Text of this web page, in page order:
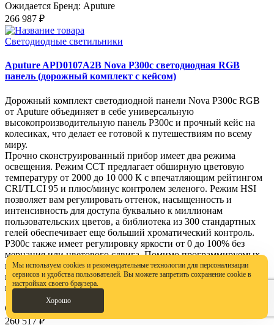
Ожидается Бренд: Aputure
266 987 ₽
Светодиодные светильники
Aputure APD0107A2B Nova P300c светодиодная RGB
панель (дорожный комплект с кейсом)
Дорожный комплект светодиодной панели Nova P300c RGB
от Aputure объединяет в себе универсальную
высокопроизводительную панель P300c и прочный кейс на
колесиках, что делает ее готовой к путешествиям по всему
миру.
Прочно сконструированный прибор имеет два режима
освещения. Режим CCT предлагает обширную цветовую
температуру от 2000 до 10 000 К с впечатляющим рейтингом
CRI/TLCI 95 и плюс/минус контролем зеленого. Режим HSI
позволяет вам регулировать оттенок, насыщенность и
интенсивность для доступа буквально к миллионам
пользовательских цветов, а библиотека из 300 стандартных
гелей обеспечивает еще больший хроматический контроль.
P300c также имеет регулировку яркости от 0 до 100% без
мерцания или цветового сдвига. Помимо программируемых
пользователем предустановок, P300c имеет 15 спецэффектов,
включая полицейскую машину, молнию, папарацци, свечу и
многое другое.
Ожидается
Бренд: Aputure
260 517 ₽
Мы используем cookies и рекомендательные технологии для персонализации
сервисов и удобства пользователей. Вы можете запретить сохранение cookie в
настройках своего браузера.
Хорошо